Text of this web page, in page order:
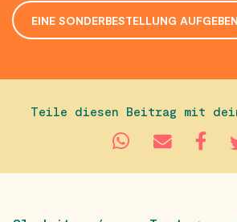
EINE SONDERBESTELLUNG AUFGEBEN
Teile diesen Beitrag mit